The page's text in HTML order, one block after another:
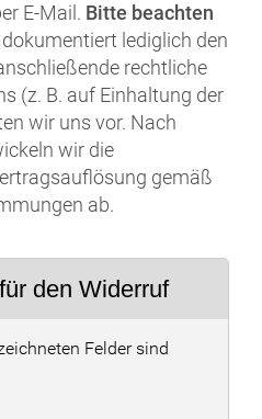
E-Mail. Bitte beachten
lediglich den
rechtliche
(z. B. auf Einhaltung der
wir uns vor. Nach
wir die
gemäß
ab.
den Widerruf
Felder sind